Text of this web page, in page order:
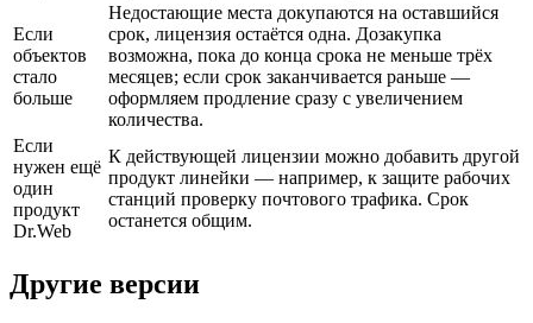
Если
объектов
стало
больше
Недостающие места докупаются на оставшийся
срок, лицензия остаётся одна. Дозакупка
возможна, пока до конца срока не меньше трёх
месяцев; если срок заканчивается раньше —
оформляем продление сразу с увеличением
количества.
Если
нужен ещё
один
продукт
Dr.Web
К действующей лицензии можно добавить другой
продукт линейки — например, к защите рабочих
станций проверку почтового трафика. Срок
останется общим.
Другие версии